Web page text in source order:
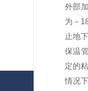
外部
为－
止地
保温
定的
情况